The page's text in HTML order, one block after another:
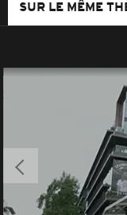
SUR LE MÊME